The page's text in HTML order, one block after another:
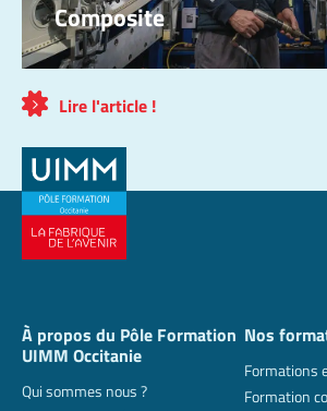
Composite
Lire l'article !
À propos du Pôle Formation
UIMM Occitanie
Qui sommes nous ?
Nos
Formations
Formation